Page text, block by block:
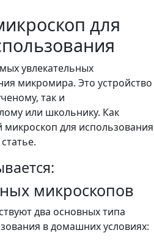
для
увлекательных
микромира. Это устройство
так и
или школьнику. Как
для использования
микроскопов
два основных типа
в домашних условиях: